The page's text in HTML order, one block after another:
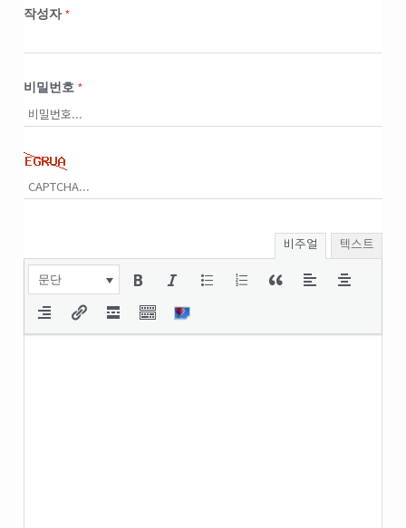
작성자 *
비밀번호*
비주얼 텍스트
문단